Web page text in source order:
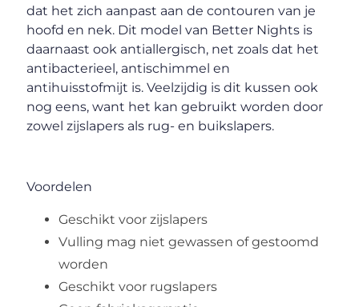
dat het zich aanpast aan de contouren van je
hoofd en nek. Dit model van Better Nights is
daarnaast ook antiallergisch, net zoals dat het
antibacterieel, antischimmel en
antihuisstofmijt is. Veelzijdig is dit kussen ook
nog eens, want het kan gebruikt worden door
zowel zijslapers als rug- en buikslapers.
Voordelen
Geschikt voor zijslapers
Vulling mag niet gewassen of gestoomd
worden
Geschikt voor rugslapers